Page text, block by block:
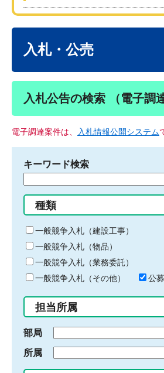
入札・公売
入札公告の検索 （電子調
電子調達案件は、 入札情報公開システム
キーワード検索
る
キ
ー
ワ
ー
ド
入
力
種類
一般競争入札（建設工事）
一般競争入札（物品）
一般競争入札（業務委託）
一般競争入札（その他）
公
担当所属
部局
所属